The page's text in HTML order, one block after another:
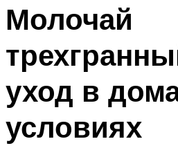
Молочай
уход в
условиях